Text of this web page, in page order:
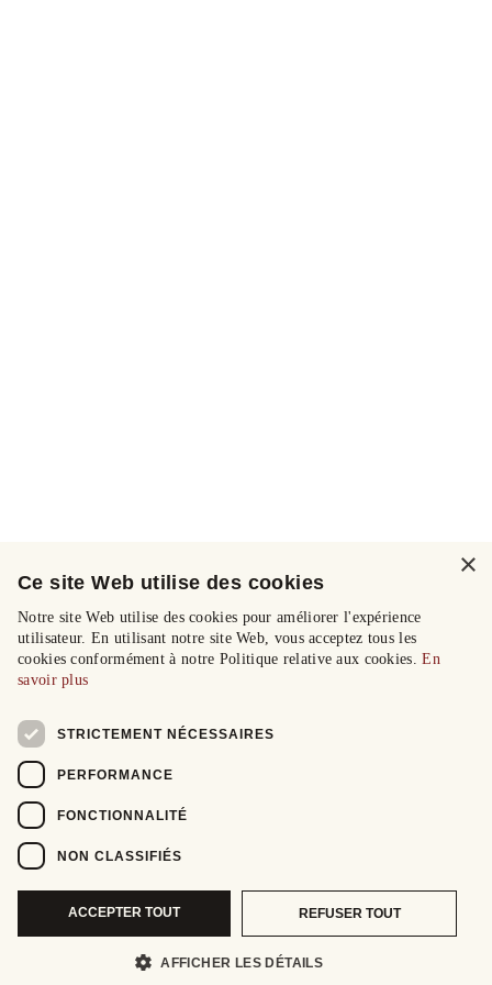
×
Ce site Web utilise des cookies
Notre site Web utilise des cookies pour améliorer l'expérience
utilisateur. En utilisant notre site Web, vous acceptez tous les
cookies conformément à notre Politique relative aux cookies.En
savoir plus
STRICTEMENT NÉCESSAIRES
PERFORMANCE
FONCTIONNALITÉ
NON CLASSIFIÉS
ACCEPTER TOUT REFUSER TOUT
AFFICHER LES DÉTAILS